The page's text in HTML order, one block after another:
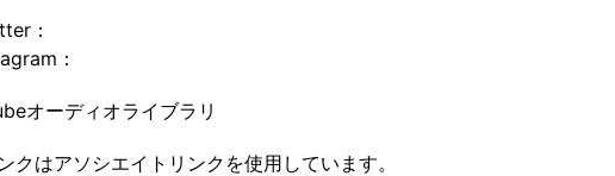
：
：
オーディオライブラリ
クはアソシエイトリンクを使用しています。